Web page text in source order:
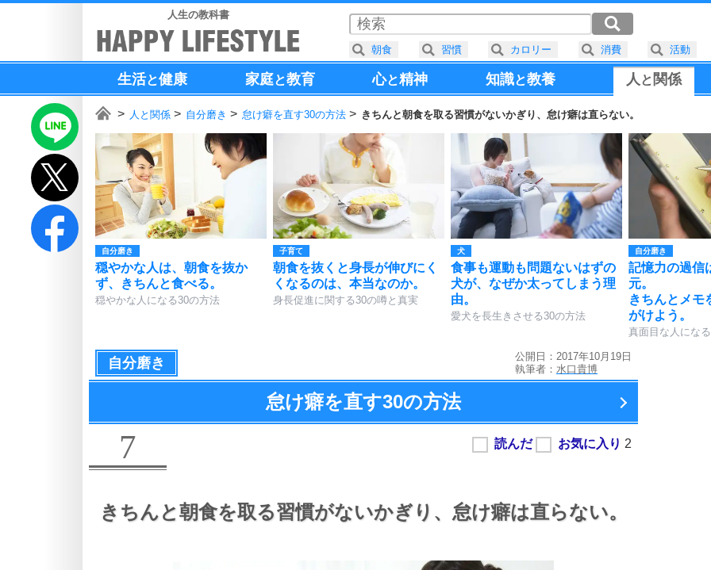
人生の教科書
生活と健康 家庭と教育 心と精神 知識と教養 人と 関係
人と関係 自分磨き 怠け癖を直す30の方法 きちんと朝食を取る習慣がないかぎり、怠け癖は直らない。
自分磨き
穏やかな人は、朝食を抜か
ず、きちんと食べる。
穏やかな人になる30の方法
子育て
朝食を抜くと身長が伸びにく
くなるのは、本当なのか。
身長促進に関する30の噂と真実
犬
食事も運動も問題ないはずの
犬が、なぜか太ってしまう理
由。
愛犬を長生きさせる30の方法
自分磨き
記憶力の過信
元。
きちんとメモ
がけよう。
真面目な人にな
自分磨き
公開日：2017年10月19日
執筆者： 水口貴博
怠け癖を直す30の方法
7
きちんと朝食を取る習慣がないかぎり、 怠け癖は直らない。
朝食 習慣 カロリー 消費 活動